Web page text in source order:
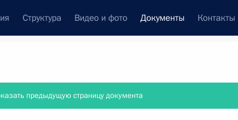
Структура Видео и фото Документы Контакты
предыдущую страницу документа